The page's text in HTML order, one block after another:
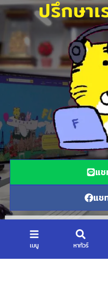
เมนู หาทัวร์
ปรึกษา
แ
แช
โทรฟรี LINE